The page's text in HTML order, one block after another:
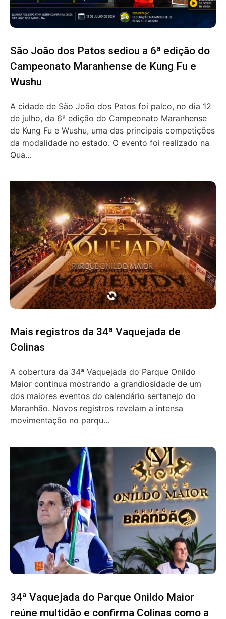
São João dos Patos sediou a 6ª edição do
Campeonato Maranhense de Kung Fu e
Wushu
A cidade de São João dos Patos foi palco, no dia 12
de julho, da 6ª edição do Campeonato Maranhense
de Kung Fu e Wushu, uma das principais competições
da modalidade no estado. O evento foi realizado na
Qua...
Mais registros da 34ª Vaquejada de
Colinas
A cobertura da 34ª Vaquejada do Parque Onildo
Maior continua mostrando a grandiosidade de um
dos maiores eventos do calendário sertanejo do
Maranhão. Novos registros revelam a intensa
movimentação no parqu...
34ª Vaquejada do Parque Onildo Maior
reúne multidão e confirma Colinas como a